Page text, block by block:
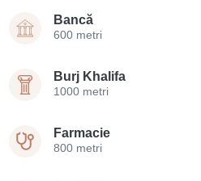
Bancă
600 metri
Burj Khalifa
1000 metri
Farmacie
800 metri